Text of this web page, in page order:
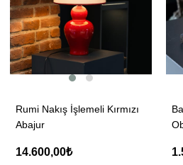
Rumi Nakış İşlemeli Kırmızı
Abajur
14.600,00₺